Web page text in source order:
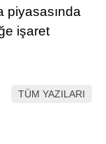
piyasasında
işaret
TÜM YAZILARI